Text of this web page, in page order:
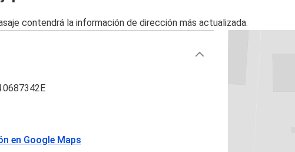
contendrá la información de dirección más actualizada.
en Google Maps